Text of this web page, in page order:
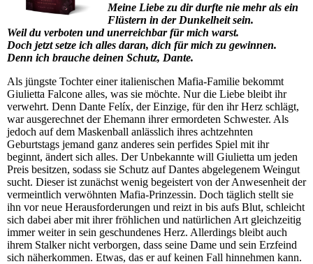
Meine Liebe zu dir durfte nie mehr als ein
Flüstern in der Dunkelheit sein.
Weil du verboten und unerreichbar für mich warst.
Doch jetzt setze ich alles daran, dich für mich zu gewinnen.
Denn ich brauche deinen Schutz, Dante.
Als jüngste Tochter einer italienischen Mafia-Familie bekommt
Giulietta Falcone alles, was sie möchte. Nur die Liebe bleibt ihr
verwehrt. Denn Dante Felíx, der Einzige, für den ihr Herz schlägt,
war ausgerechnet der Ehemann ihrer ermordeten Schwester. Als
jedoch auf dem Maskenball anlässlich ihres achtzehnten
Geburtstags jemand ganz anderes sein perfides Spiel mit ihr
beginnt, ändert sich alles. Der Unbekannte will Giulietta um jeden
Preis besitzen, sodass sie Schutz auf Dantes abgelegenem Weingut
sucht. Dieser ist zunächst wenig begeistert von der Anwesenheit der
vermeintlich verwöhnten Mafia-Prinzessin. Doch täglich stellt sie
ihn vor neue Herausforderungen und reizt in bis aufs Blut, schleicht
sich dabei aber mit ihrer fröhlichen und natürlichen Art gleichzeitig
immer weiter in sein geschundenes Herz. Allerdings bleibt auch
ihrem Stalker nicht verborgen, dass seine Dame und sein Erzfeind
sich näherkommen. Etwas, das er auf keinen Fall hinnehmen kann.